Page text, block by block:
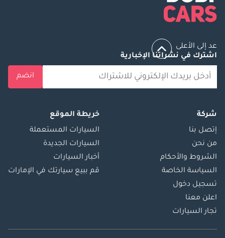
عد إلى الأعلى
اشترك في نشراتنا الإخبارية
انضم
شركة
إتصل بنا
من نحن
الشروط والأحكام
السياسة الخاصة
تسجيل دخول
اعلن معنا
تجار السيارات
خريطة الموقع
السيارات المستعملة
السيارات الجديدة
أخبار السيارات
قم ببيع سيارتك في الإمارات